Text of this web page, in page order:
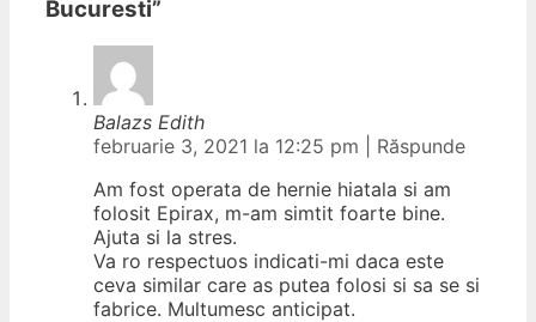
Bucuresti”
Balazs Edith
februarie 3, 2021 la 12:25 pm
Răspunde
Am fost operata de hernie hiatala si am
folosit Epirax, m-am simtit foarte bine.
Ajuta si la stres.
Va ro respectuos indicati-mi daca este
ceva similar care as putea folosi si sa se si
fabrice. Multumesc anticipat.